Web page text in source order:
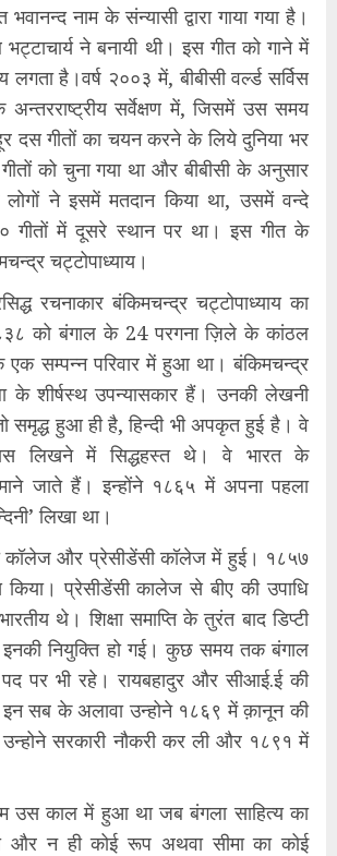
नाम के संन्यासी द्वारा गाया गया है।
ने बनायी थी। इस गीत को गाने में
है।वर्ष २००३ में, बीबीसी वर्ल्ड सर्विस
अन्तरराष्ट्रीय सर्वेक्षण में, जिसमें उस समय
गीतों का चयन करने के लिये दुनिया भर
को चुना गया था और बीबीसी के अनुसार
लोगों ने इसमें मतदान किया था, उसमें वन्दे
गीतों में दूसरे स्थान पर था। इस गीत के
चट्टोपाध्याय।
रचनाकार बंकिमचन्द्र चट्टोपाध्याय का
को बंगाल के 24 परगना ज़िले के कांठल
एक सम्पन्न परिवार में हुआ था। बंकिमचन्द्र
के शीर्षस्थ उपन्यासकार हैं। उनकी लेखनी
समृद्ध हुआ ही है, हिन्दी भी अपकृत हुई है। वे
लिखने में सिद्धहस्त थे। वे भारत के
जाते हैं। इन्होंने १८६५ में अपना पहला
लिखा था।
कॉलेज और प्रेसीडेंसी कॉलेज में हुई। १८५७
किया। प्रेसीडेंसी कालेज से बीए की उपाधि
थे। शिक्षा समाप्ति के तुरंत बाद डिप्टी
नियुक्ति हो गई। कुछ समय तक बंगाल
पर भी रहे। रायबहादुर और सीआई.ई की
इन सब के अलावा उन्होने १८६९ में क़ानून की
उन्होने सरकारी नौकरी कर ली और १८९१ में
उस काल में हुआ था जब बंगला साहित्य का
और न ही कोई रूप अथवा सीमा का कोई